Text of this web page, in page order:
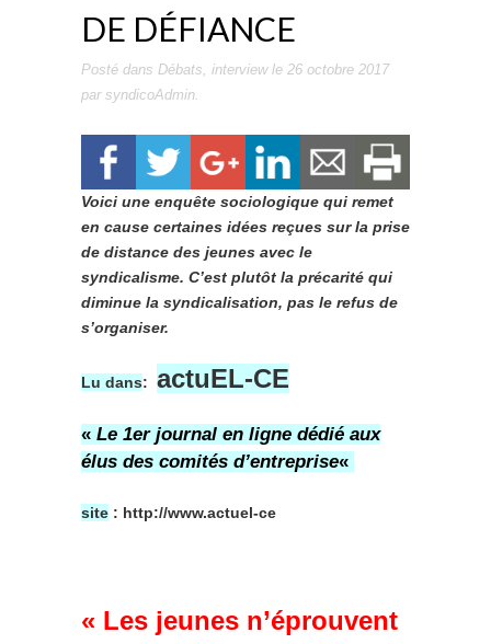
DE DÉFIANCE
Posté dans Débats, interviewle 26 octobre 2017
par syndicoAdmin.
Voici une enquête sociologique qui remet
en cause certaines idées reçues sur la prise
de distance des jeunes avec le
syndicalisme. C’est plutôt la précarité qui
diminue la syndicalisation, pas le refus de
s’organiser.
Lu dans: actuEL-CE
« Le 1er journal en ligne dédié aux
élus des comités d’entreprise«
site : http://www.actuel-ce
« Les jeunes n’éprouvent